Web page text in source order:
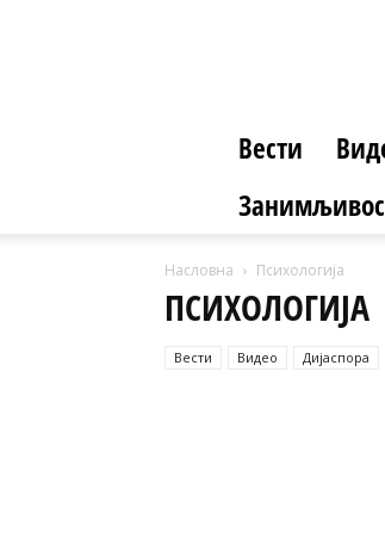
Вести
Насловна Психологија
ПСИХОЛОГИЈА
Вести Видео Дијаспора